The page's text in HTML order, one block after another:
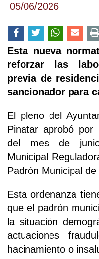
05/06/2026
Esta nueva
reforzar las
previa de
sancionador para
El pleno del
Pinatar aprobó por
del mes de
Municipal
Padrón Municipal de
Esta ordenanza
que el padrón
la situación
actuaciones
hacinamiento o